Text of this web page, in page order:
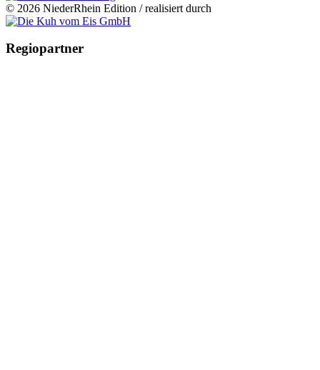
© 2026 NiederRhein Edition / realisiert durch
Regiopartner